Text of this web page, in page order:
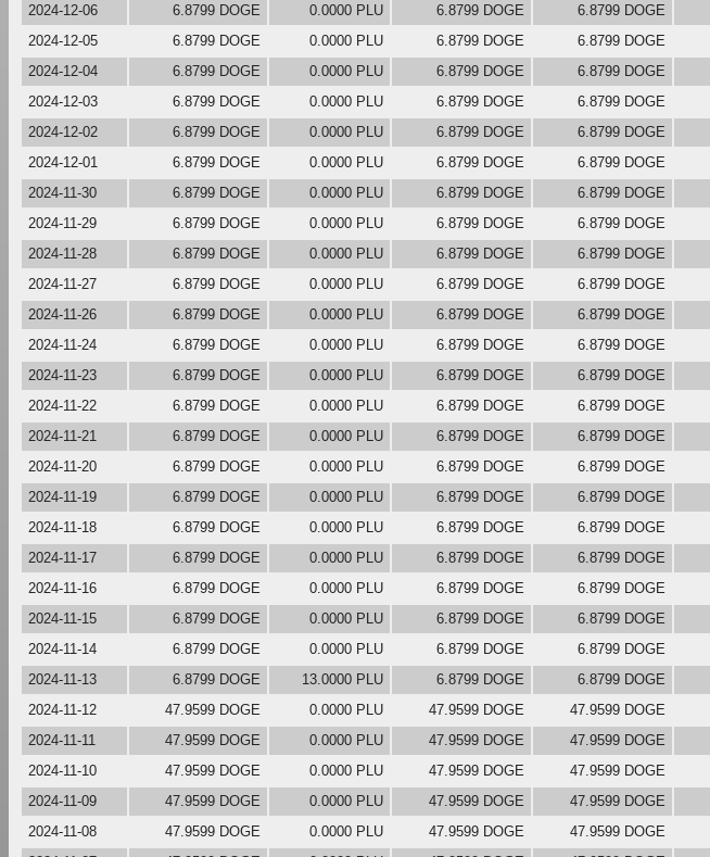
2024-12-06
6.8799 DOGE 0.0000 PLU 6.8799 DOGE 6.8799 DOGE
2024-12-05
6.8799 DOGE 0.0000 PLU 6.8799 DOGE 6.8799 DOGE
2024-12-04
6.8799 DOGE 0.0000 PLU 6.8799 DOGE 6.8799 DOGE
2024-12-03
6.8799 DOGE 0.0000 PLU 6.8799 DOGE 6.8799 DOGE
2024-12-02
6.8799 DOGE 0.0000 PLU 6.8799 DOGE 6.8799 DOGE
2024-12-01
6.8799 DOGE 0.0000 PLU 6.8799 DOGE 6.8799 DOGE
2024-11-30
6.8799 DOGE 0.0000 PLU 6.8799 DOGE 6.8799 DOGE
2024-11-29
6.8799 DOGE 0.0000 PLU 6.8799 DOGE 6.8799 DOGE
2024-11-28
6.8799 DOGE 0.0000 PLU 6.8799 DOGE 6.8799 DOGE
2024-11-27
6.8799 DOGE 0.0000 PLU 6.8799 DOGE 6.8799 DOGE
2024-11-26
6.8799 DOGE 0.0000 PLU 6.8799 DOGE 6.8799 DOGE
2024-11-24
6.8799 DOGE 0.0000 PLU 6.8799 DOGE 6.8799 DOGE
2024-11-23
6.8799 DOGE 0.0000 PLU 6.8799 DOGE 6.8799 DOGE
2024-11-22
6.8799 DOGE 0.0000 PLU 6.8799 DOGE 6.8799 DOGE
2024-11-21
6.8799 DOGE 0.0000 PLU 6.8799 DOGE 6.8799 DOGE
2024-11-20
6.8799 DOGE 0.0000 PLU 6.8799 DOGE 6.8799 DOGE
2024-11-19
6.8799 DOGE 0.0000 PLU 6.8799 DOGE 6.8799 DOGE
2024-11-18
6.8799 DOGE 0.0000 PLU 6.8799 DOGE 6.8799 DOGE
2024-11-17
6.8799 DOGE 0.0000 PLU 6.8799 DOGE 6.8799 DOGE
2024-11-16
6.8799 DOGE 0.0000 PLU 6.8799 DOGE 6.8799 DOGE
2024-11-15
6.8799 DOGE 0.0000 PLU 6.8799 DOGE 6.8799 DOGE
2024-11-14
6.8799 DOGE 0.0000 PLU 6.8799 DOGE 6.8799 DOGE
2024-11-13
6.8799 DOGE 13.0000 PLU 6.8799 DOGE 6.8799 DOGE
2024-11-12
47.9599 DOGE 0.0000 PLU 47.9599 DOGE 47.9599 DOGE
2024-11-11
47.9599 DOGE 0.0000 PLU 47.9599 DOGE 47.9599 DOGE
2024-11-10
47.9599 DOGE 0.0000 PLU 47.9599 DOGE 47.9599 DOGE
2024-11-09
47.9599 DOGE 0.0000 PLU 47.9599 DOGE 47.9599 DOGE
2024-11-08
47.9599 DOGE 0.0000 PLU 47.9599 DOGE 47.9599 DOGE